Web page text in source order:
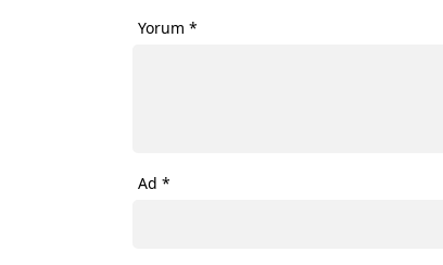
Yorum *
Ad *